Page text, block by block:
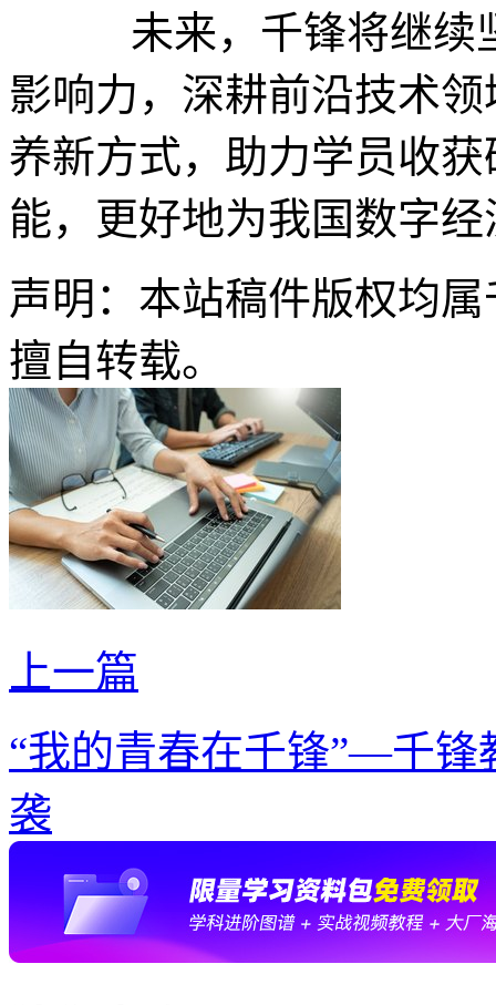
未来，千锋将继续
影响力，深耕前沿技术
养新方式，助力学员收
能，更好地为我国数字
声明：本站稿件版权均
擅自转载。
上一篇
“我的青春在千锋”—千锋
袭